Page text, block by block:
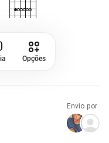
Opções
Envio por